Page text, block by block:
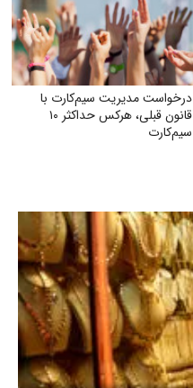
درخواست مدیریت سیم‌کارت با
قانون قبلی، هرکس حداکثر ۱۰
سیم‌کارت